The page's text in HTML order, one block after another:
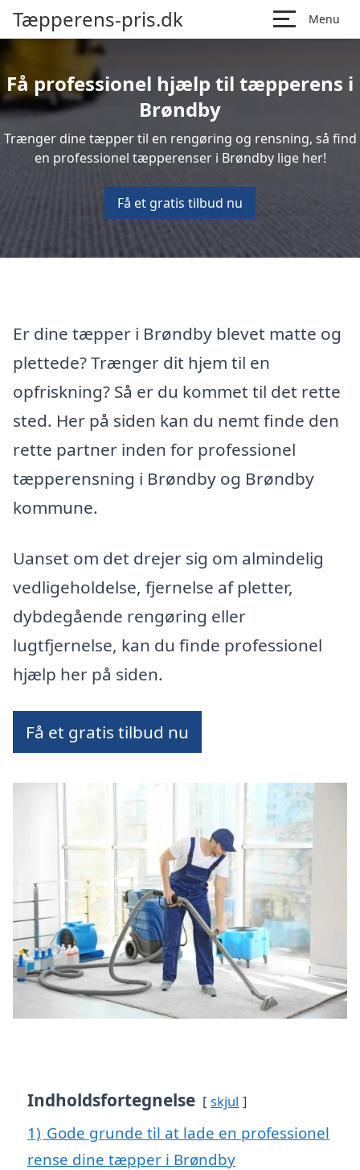
Tæpperens-pris.dk Menu
Få professionel hjælp til tæpperens i
Brøndby
Trænger dine tæpper til en rengøring og rensning, så find
en professionel tæpperenser i Brøndby lige her!
Få et gratis tilbud nu
Er dine tæpper i Brøndby blevet matte og
plettede? Trænger dit hjem til en
opfriskning? Så er du kommet til det rette
sted. Her på siden kan du nemt finde den
rette partner inden for professionel
tæpperensning i Brøndby og Brøndby
kommune.
Uanset om det drejer sig om almindelig
vedligeholdelse, fjernelse af pletter,
dybdegående rengøring eller
lugtfjernelse, kan du finde professionel
hjælp her på siden.
Få et gratis tilbud nu
Indholdsfortegnelse skjul
1) Gode grunde til at lade en professionel
rense dine tæpper i Brøndby